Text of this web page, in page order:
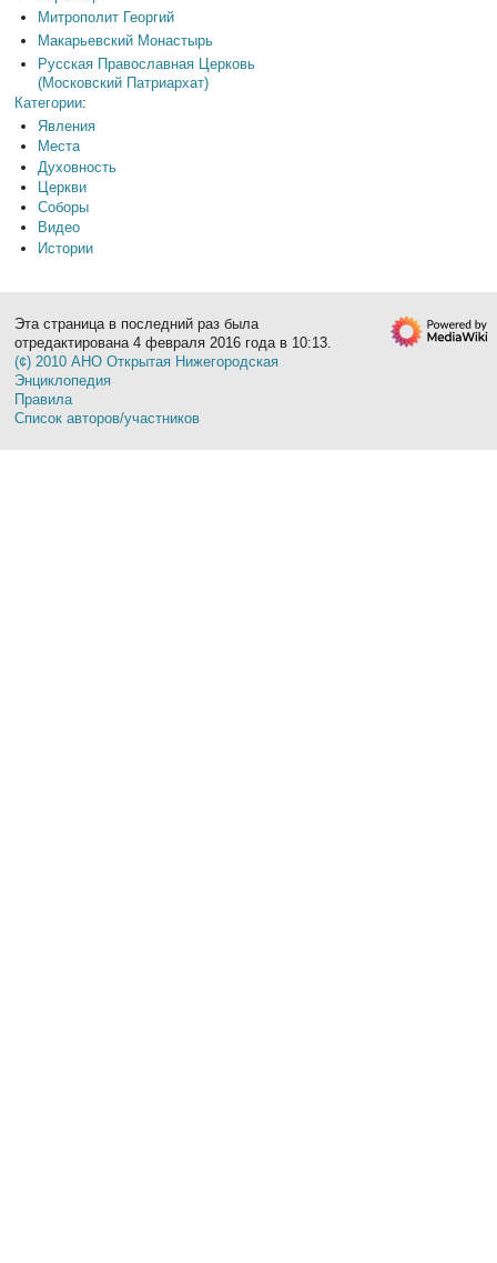
Митрополит Георгий
Макарьевский Монастырь
Русская Православная Церковь
(Московский Патриархат)
Категории:
Явления
Места
Духовность
Церкви
Соборы
Видео
Истории
Эта страница в последний раз была
отредактирована 4 февраля 2016 года в 10:13.
(¢) 2010 АНО Открытая Нижегородская
Энциклопедия
Правила
Список авторов/участников